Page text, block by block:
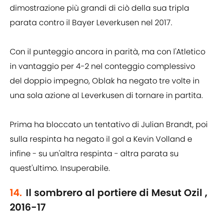
dimostrazione più grandi di ciò della sua tripla
parata contro il Bayer Leverkusen nel 2017.
Con il punteggio ancora in parità, ma con l'Atletico
in vantaggio per 4-2 nel conteggio complessivo
del doppio impegno, Oblak ha negato tre volte in
una sola azione al Leverkusen di tornare in partita.
Prima ha bloccato un tentativo di Julian Brandt, poi
sulla respinta ha negato il gol a Kevin Volland e
infine - su un'altra respinta - altra parata su
quest'ultimo. Insuperabile.
14. Il sombrero al portiere di Mesut Ozil ,
2016-17